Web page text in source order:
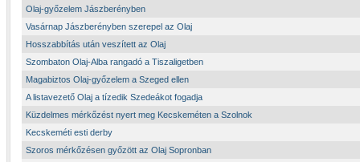
Olaj-győzelem Jászberényben
Vasárnap Jászberényben szerepel az Olaj
Hosszabbítás után veszített az Olaj
Szombaton Olaj-Alba rangadó a Tiszaligetben
Magabiztos Olaj-győzelem a Szeged ellen
A listavezető Olaj a tízedik Szedeákot fogadja
Küzdelmes mérkőzést nyert meg Kecskeméten a Szolnok
Kecskeméti esti derby
Szoros mérkőzésen győzött az Olaj Sopronban